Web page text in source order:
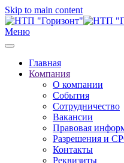
Skip to main content
Меню
Главная
Компания
О компании
События
Сотрудничество
Вакансии
Правовая
Разрешения и
Контакты
Реквизиты